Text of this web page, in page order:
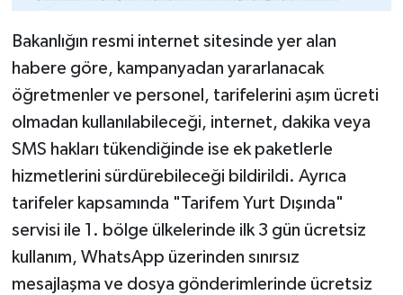
Bakanlığın resmi internet sitesinde yer alan
habere göre, kampanyadan yararlanacak
öğretmenler ve personel, tarifelerini aşım ücreti
olmadan kullanılabileceği, internet, dakika veya
SMS hakları tükendiğinde ise ek paketlerle
hizmetlerini sürdürebileceği bildirildi. Ayrıca
tarifeler kapsamında "Tarifem Yurt Dışında"
servisi ile 1. bölge ülkelerinde ilk 3 gün ücretsiz
kullanım, WhatsApp üzerinden sınırsız
mesajlaşma ve dosya gönderimlerinde ücretsiz